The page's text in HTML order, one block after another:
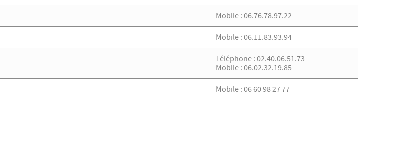
Mobile : 06.76.78.97.22
Mobile : 06.11.83.93.94
Téléphone : 02.40.06.51.73
Mobile : 06.02.32.19.85
Mobile : 06 60 98 27 77